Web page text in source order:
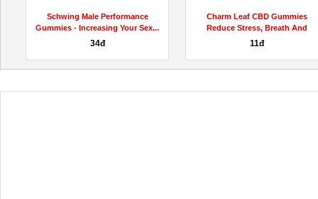
Schwing Male Performance
Gummies - Increasing Your Sex...
34đ
Charm Leaf CBD Gummies
Reduce Stress, Breath And
Aches...
11đ